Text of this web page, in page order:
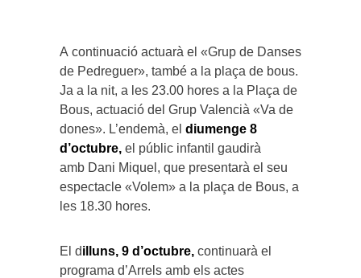
A continuació actuarà el «Grup de Danses
de Pedreguer», també a la plaça de bous.
Ja a la nit, a les 23.00 hores a la Plaça de
Bous, actuació del Grup Valencià «Va de
dones». L’endemà, el diumenge 8
d’octubre, el públic infantil gaudirà
amb Dani Miquel, que presentarà el seu
espectacle «Volem» a la plaça de Bous, a
les 18.30 hores.
El dilluns, 9 d’octubre, continuarà el
programa d’Arrels amb els actes